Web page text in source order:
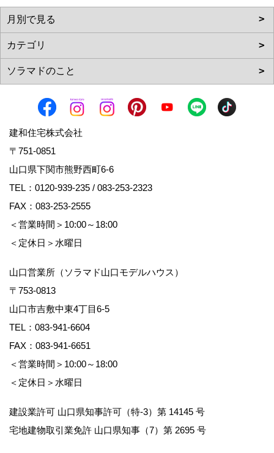
建和住宅株式会社
〒751-0851
山口県下関市熊野西町6-6
TEL： 0120-939-235 / 083-253-2323
FAX：083-253-2555
＜営業時間＞10:00～18:00
＜定休日＞水曜日
山口営業所（ソラマド山口モデルハウス）
〒753-0813
山口市吉敷中東4丁目6-5
TEL： 083-941-6604
FAX：083-941-6651
＜営業時間＞10:00～18:00
＜定休日＞水曜日
建設業許可 山口県知事許可（特-3）第 14145 号
宅地建物取引業免許 山口県知事（7）第 2695 号